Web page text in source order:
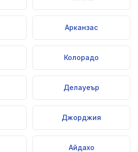
Арканзас
Колорадо
Делауеър
Джорджия
Айдахо